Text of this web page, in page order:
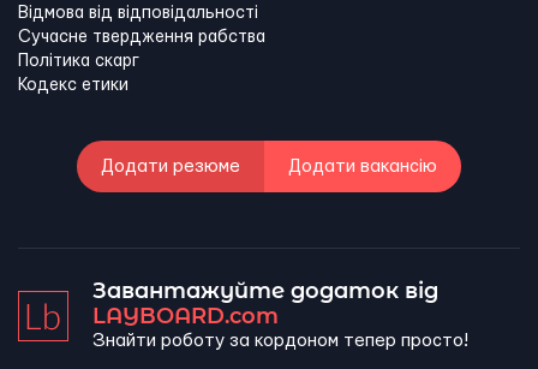
Відмова від відповідальності
Сучасне твердження рабства
Політика скарг
Кодекс етики
Додати резюме Додати вакансію
Завантажуйте додаток від
LAYBOARD.com
Знайти роботу за кордоном тепер просто!